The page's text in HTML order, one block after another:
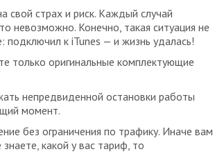
свой страх и риск. Каждый случай
невозможно. Конечно, такая ситуация не
подключил к iTunes — и жизнь удалась!
только оригинальные комплектующие
непредвиденной остановки работы
момент.
без ограничения по трафику. Иначе вам
какой у вас тариф, то